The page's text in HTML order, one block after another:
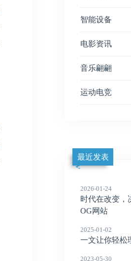
智能设备
电影资讯
音乐翩翩
运动电竞
最近发表
2026-01-24
时代在改变，
OG网站
2025-01-02
一文让你轻松
2023-05-30